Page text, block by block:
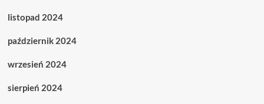
listopad 2024
październik 2024
wrzesień 2024
sierpień 2024